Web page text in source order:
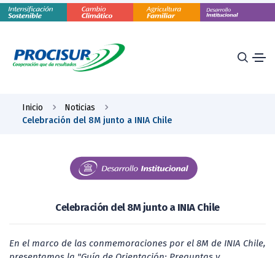
Inicio
Noticias
Celebración del 8M junto a INIA Chile
Celebración del 8M junto a INIA Chile
En el marco de las conmemoraciones por el 8M de INIA Chile,